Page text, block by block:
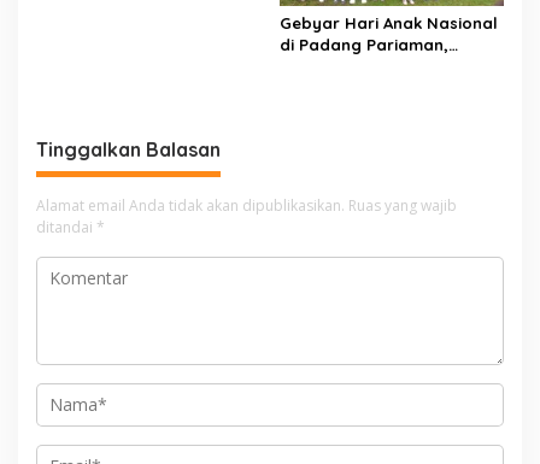
Gebyar Hari Anak Nasional
di Padang Pariaman,
Tinggalkan Balasan
Alamat email Anda tidak akan dipublikasikan. Ruas yang wajib
ditandai *